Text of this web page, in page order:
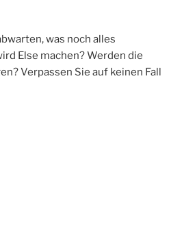
was noch alles
Else machen? Werden die
Verpassen Sie auf keinen Fall